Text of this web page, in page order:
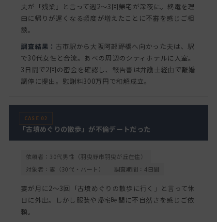
夫が「残業」と言って週2〜3回帰宅が深夜に。終電を理
由に帰りが遅くなる頻度が増えたことに不審を感じご相
談。
調査結果： 古市駅から大阪阿部野橋へ向かった夫は、駅
で30代女性と合流。あべの周辺のシティホテルに入室。
3日間で2回の密会を確認し、報告書は弁護士経由で離婚
調停に提出。慰謝料300万円で和解成立。
CASE 02
「古墳めぐりの散歩」が不倫デートだった
依頼者：30代男性（羽曳野市羽曳が丘在住）
対象者：妻（30代・パート）
調査期間：4日間
妻が月に2〜3回「古墳めぐりの散歩に行く」と言って休
日に外出。しかし服装や帰宅時間に不自然さを感じご依
頼。